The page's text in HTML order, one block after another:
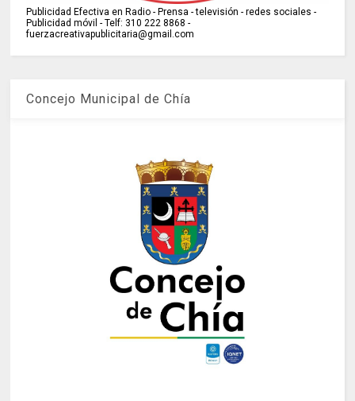
Publicidad Efectiva en Radio - Prensa - televisión - redes sociales -
Publicidad móvil - Telf: 310 222 8868 -
fuerzacreativapublicitaria@gmail.com
Concejo Municipal de Chía